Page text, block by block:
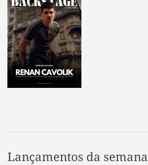
Lançamentos da semana